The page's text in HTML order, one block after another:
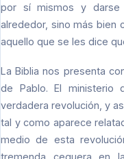
por sí mismos y
alrededor, sino más bien
aquello que se les dice
La Biblia nos presenta
de Pablo. El ministerio
verdadera revolución, y
tal y como aparece
medio de esta